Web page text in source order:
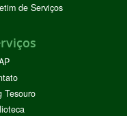
de Serviços
Tesouro